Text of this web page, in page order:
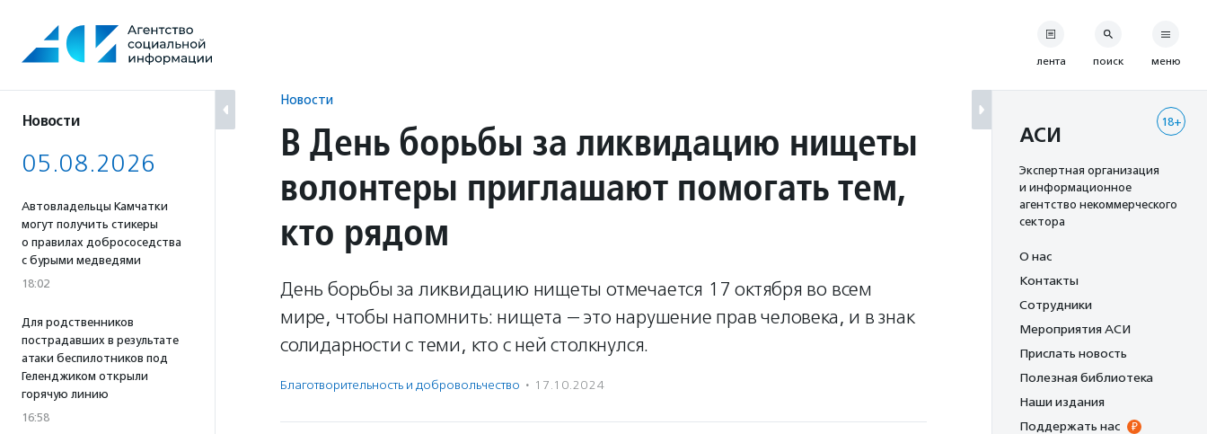
содержанию
Новости
05.08.2026
Автовладельцы Камчатки
могут получить стикеры
о правилах добрососедства
с бурыми медведями
18:02
Для родственников
пострадавших в результате
атаки беспилотников под
Геленджиком открыли
горячую линию
16:58
Новости
В День борьбы за ликвидацию нищеты
волонтеры приглашают помогать тем,
кто рядом
День борьбы за ликвидацию нищеты отмечается 17 октября во всем
мире, чтобы напомнить: нищета — это нарушение прав человека, и в знак
солидарности с теми, кто с ней столкнулся.
Благотвори­тель­ность и доброволь­чест­во · 17.10.2024
лента поиск меню
18+
АСИ
Экспертная организация
и информационное
агентство некоммерческого
сектора
О нас
Контакты
Сотрудники
Мероприятия АСИ
Прислать новость
Полезная библиотека
Наши издания
Поддержать нас